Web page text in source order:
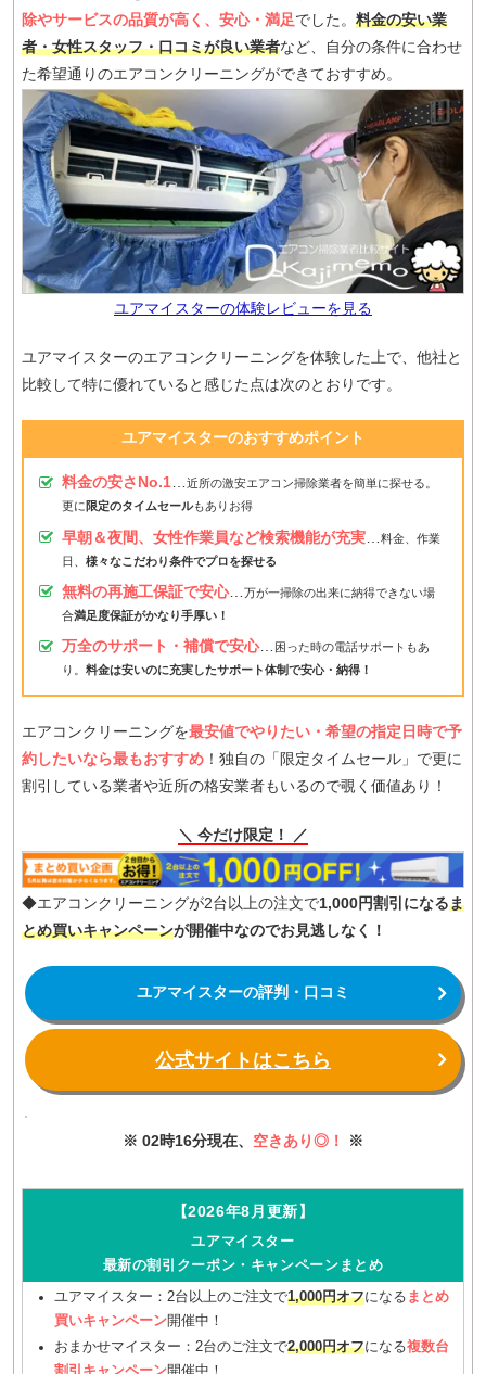
除やサービスの品質が高く、安心・満足でした。 料金の安い業
者・女性スタッフ・口コミが良い業者など、自分の条件に合わせ
た希望通りのエアコンクリーニングができておすすめ。
ユアマイスターの体験レビューを見る
ユアマイスターのエアコンクリーニングを体験した上で、他社と
比較して特に優れていると感じた点は次のとおりです。
ユアマイスターのおすすめポイント
料金の安さNo.1…近所の激安エアコン掃除業者を簡単に探せる。
更に 限定のタイムセールもありお得
早朝＆夜間、女性作業員など検索機能が充実…
料金、作業
日、 様々なこだわり条件でプロを探せる
無料の再施工保証で安心…万が一掃除の出来に納得できない場
合満足度保証がかなり手厚い！
万全のサポート・補償で安心… 困った時の電話サポートもあ
り。 料金は安いのに充実したサポート体制で安心・納得！
エアコンクリーニングを最安値でやりたい・希望の指定日時で予
約したいなら最もおすすめ ！独自の「限定タイムセール」で更に
割引している業者や近所の格安業者もいるので覗く価値あり！
＼ 今だけ限定！ ／
◆エアコンクリーニングが2台以上の注文で1,000円割引になるま
とめ買いキャンペーンが開催中なのでお見逃しなく！
ユアマイスターの評判・口コミ
公式サイトはこちら
※ 02時16分現在、 空きあり◎！ ※
【2026年8月更新】
ユアマイスター
最新の割引クーポン・キャンペーンまとめ
ユアマイスター：2台以上のご注文で1,000円オフになる まとめ
買いキャンペーン開催中！
おまかせマイスター：2台のご注文で2,000円オフになる複数台